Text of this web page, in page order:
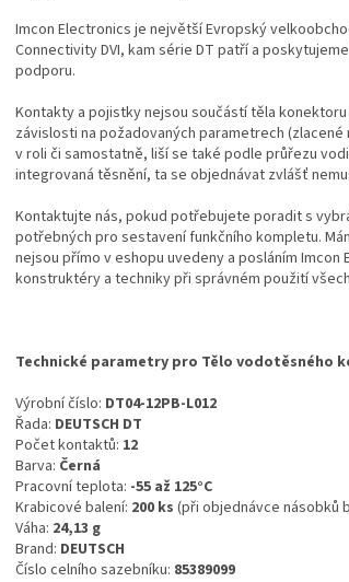
Imcon Electronics je největší Evropský
Connectivity DVI, kam série DT patří a
podporu.
Kontakty a pojistky nejsou součástí těla
závislosti na požadovaných parametrech
v roli či samostatně, liší se také podle průřezu
integrovaná těsnění, ta se objednávat zvlášť
Kontaktujte nás, pokud potřebujete poradit s
potřebných pro sestavení funkčního kompletu.
nejsou přímo v eshopu uvedeny a posláním Imcon
konstruktéry a techniky při správném použití
Technické parametry pro Tělo vodotěsného
Výrobní číslo: DT04-12PB-L012
Řada: DEUTSCH DT
Počet kontaktů: 12
Barva: Černá
Pracovní teplota: -55 až 125°C
Krabicové balení: 200 ks (při objednávce násobků
Váha: 24,13 g
Brand: DEUTSCH
Číslo celního sazebníku: 85389099